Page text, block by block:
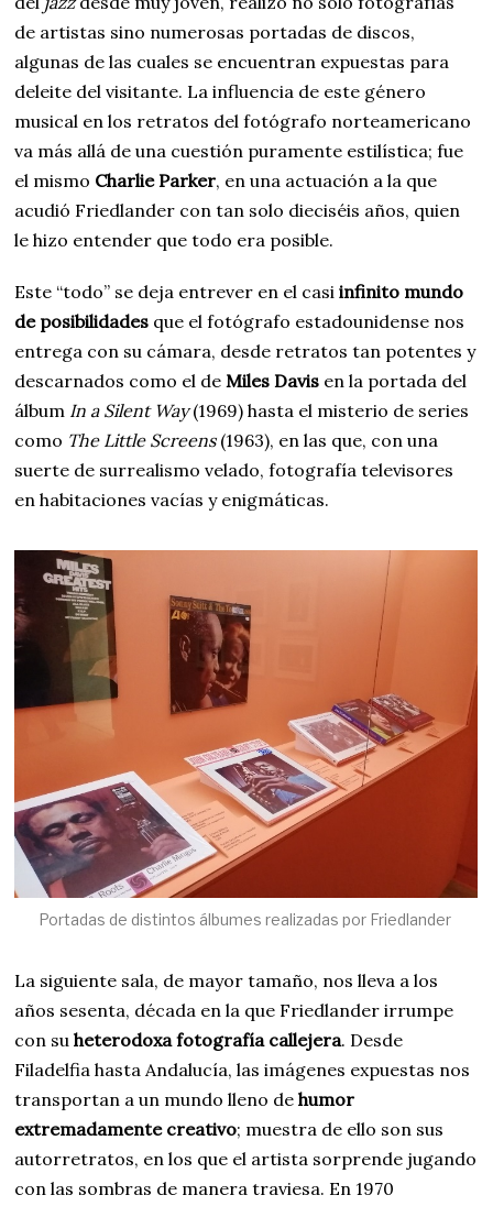
de artistas sino numerosas portadas de discos,
algunas de las cuales se encuentran expuestas para
deleite del visitante. La influencia de este género
musical en los retratos del fotógrafo norteamericano
va más allá de una cuestión puramente estilística; fue
el mismo Charlie Parker, en una actuación a la que
acudió Friedlander con tan solo dieciséis años, quien
le hizo entender que todo era posible.
Este “todo” se deja entrever en el casiinfinito mundo
de posibilidades que el fotógrafo estadounidense nos
entrega con su cámara, desde retratos tan potentes y
descarnados como el deMiles Davis en la portada del
álbum In a Silent Way(1969) hasta el misterio de series
como The Little Screens (1963), en las que, con una
suerte de surrealismo velado, fotografía televisores
en habitaciones vacías y enigmáticas.
Portadas de distintos álbumes realizadas por Friedlander
La siguiente sala, de mayor tamaño, nos lleva a los
años sesenta, década en la que Friedlander irrumpe
con suheterodoxa fotografía callejera. Desde
Filadelfia hasta Andalucía, las imágenes expuestas nos
transportan a un mundo lleno dehumor
extremadamente creativo; muestra de ello son sus
autorretratos, en los que el artista sorprende jugando
con las sombras de manera traviesa. En 1970